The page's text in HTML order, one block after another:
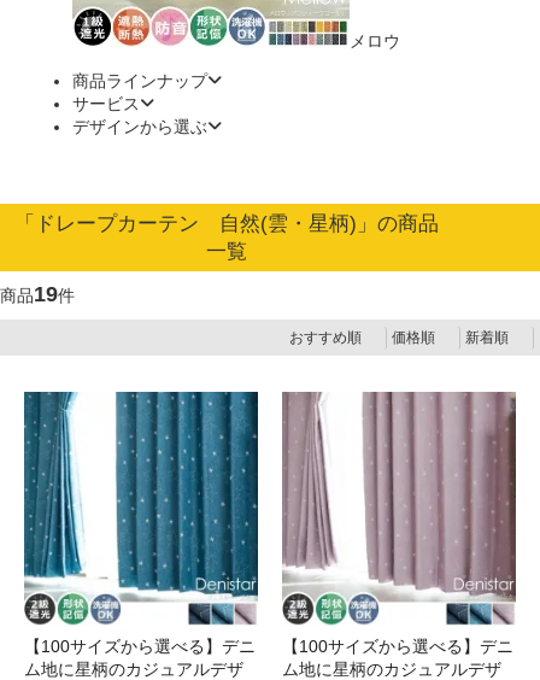
メロウ
商品ラインナップ
サービス
デザインから選ぶ
「ドレープカーテン 自然(雲・星柄)」の商品
一覧
商品19件
おすすめ順 価格順 新着順
【100サイズから選べる】デニ
ム地に星柄のカジュアルデザ
【100サイズから選べる】デニ
ム地に星柄のカジュアルデザ